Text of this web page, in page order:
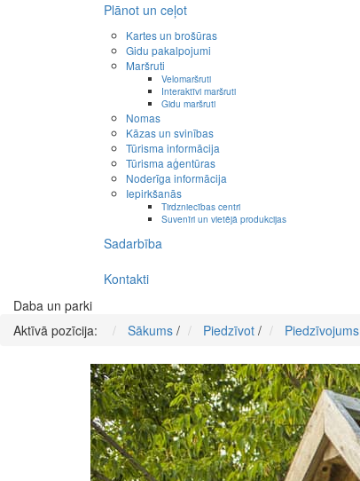
Plānot un ceļot
Kartes un brošūras
Gidu pakalpojumi
Maršruti
Velomaršruti
Interaktīvi maršruti
Gidu maršruti
Nomas
Kāzas un svinības
Tūrisma informācija
Tūrisma aģentūras
Noderīga informācija
Iepirkšanās
Tirdzniecības centri
Suvenīri un vietējā produkcijas
Sadarbība
Kontakti
Daba un parki
Aktīvā pozīcija:
Sākums / Piedzīvot / Piedzīvojums